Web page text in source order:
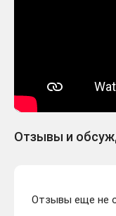
Отзывы и
Отзывы еще не